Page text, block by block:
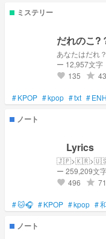
ミステリー
だれのこ?
あなたはだれ？
ー 12,957文字
favorite 135 grade 43
#KPOP #kpop #txt #
ノート
Lyrics
ー 259,209文
favorite 496 grade 71
#🐱🎧️ #KPOP #kpop #
ノート